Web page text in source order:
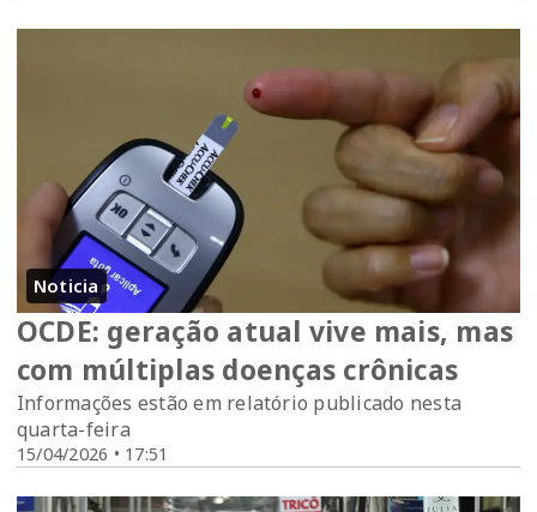
Noticia
15/04/2026 • 17:51
OCDE: geração atual vive mais, mas
com múltiplas doenças crônicas
Informações estão em relatório publicado nesta
quarta-feira